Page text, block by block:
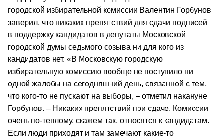
городской избирательной комиссии Валентин Горбунов
заверил, что никаких препятствий для сдачи подписей
в поддержку кандидатов в депутаты Московской
городской думы седьмого созыва ни для кого из
кандидатов нет. «В Московскую городскую
избирательную комиссию вообще не поступило ни
одной жалобы на сегодняшний день, связанной с тем,
что кого-то не пускают на выборы, – отметил накануне
Горбунов. – Никаких препятствий при сдаче. Комиссии
очень по-теплому, скажем так, относятся к кандидатам.
Если люди приходят и там замечают какие-то